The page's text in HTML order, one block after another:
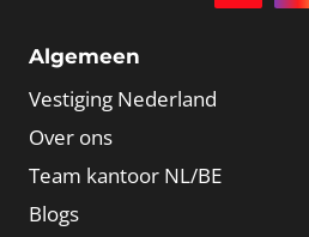
Algemeen
Vestiging Nederland
Over ons
Team kantoor NL/BE
Blogs